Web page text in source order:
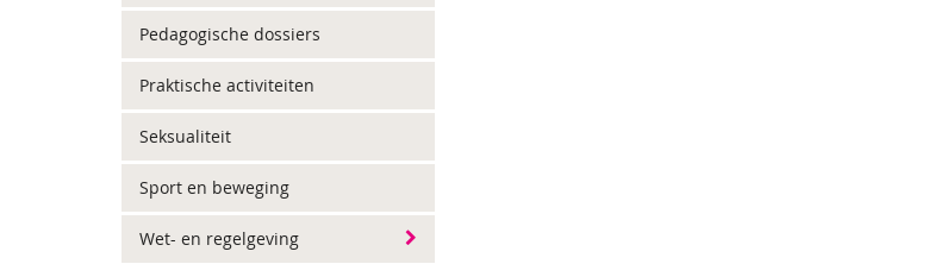
Pedagogische dossiers
Praktische activiteiten
Seksualiteit
Sport en beweging
Wet- en regelgeving